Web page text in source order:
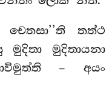
චෙතසා’’ති තත්ථ
මුදිතා මුදිතායනා
– අයං